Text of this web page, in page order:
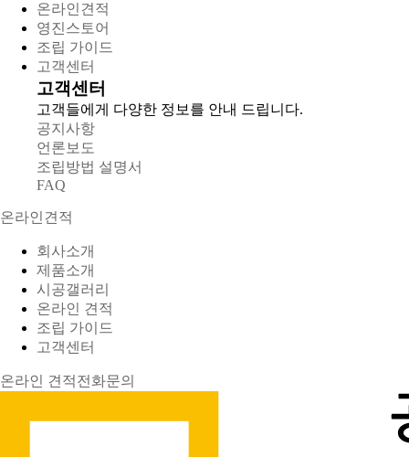
온라인견적
영진스토어
조립 가이드
고객센터
고객센터
고객들에게 다양한 정보를 안내 드립니다.
공지사항
언론보도
조립방법 설명서
FAQ
온라인견적
회사소개
제품소개
시공갤러리
온라인 견적
조립 가이드
고객센터
온라인 견적전화문의